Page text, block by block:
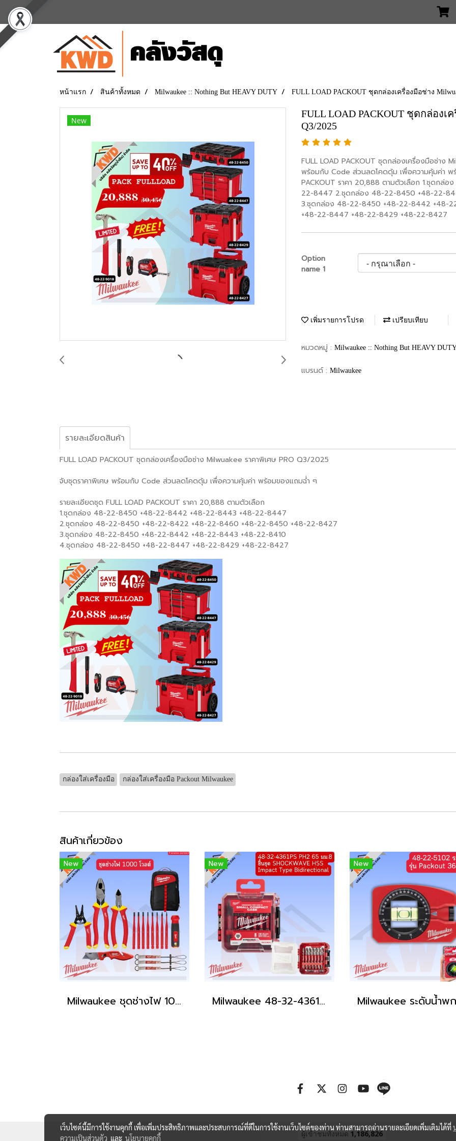
หน้าแรก สินค้าทั้งหมด Milwaukee :: Nothing But HEAVY DUTY FULL LOAD PACKOUT ชุดกล่องเครื่องมือช่าง
New
FULL LOAD PACKOUT ชุดกล่องเ
Q3/2025
FULL LOAD PACKOUT ชุดกล่องเครื่องมือช่าง
พร้อมกับ Code ส่วนลดโคดดุ้ม เพื่อความคุ้มค่า พ
PACKOUT ราคา 20,888 ตามตัวเลือก 1.ชุดก
22-8447 2.ชุดกล่อง 48-22-8450 +48-22-
3.ชุดกล่อง 48-22-8450 +48-22-8442 +48-
+48-22-8447 +48-22-8429 +48-22-8427
Option
name 1
เพิ่มรายการโปรด เปรียบเทียบ
หมวดหมู่ : Milwaukee :: Nothing But HEAVY
แบรนด์ : Milwaukee
รายละเอียดสินค้า
FULL LOAD PACKOUT ชุดกล่องเครื่องมือช่าง Milwuakee ราคาพิเศษ PRO Q3/2025
จับชุดราคาพิเศษ พร้อมกับ Code ส่วนลดโคดดุ้ม เพื่อความคุ้มค่า พร้อมของแถมฉ่ำ ๆ
รายละเอียดชุด FULL LOAD PACKOUT ราคา 20,888 ตามตัวเลือก
1.ชุดกล่อง 48-22-8450 +48-22-8442 +48-22-8443 +48-22-8447
2.ชุดกล่อง 48-22-8450 +48-22-8422 +48-22-8460 +48-22-8450 +48-22-8427
3.ชุดกล่อง 48-22-8450 +48-22-8442 +48-22-8443 +48-22-8410
4.ชุดกล่อง 48-22-8450 +48-22-8447 +48-22-8429 +48-22-8427
กล่องใส่เครื่องมือ กล่องใส่เครื่องมือ Packout Milwaukee
สินค้าเกี่ยวข้อง
New
Milwaukee ชุดช่างไฟ 1000 โวลต์ Q3/2569 (ของแท้แน่นอน)
New
Milwaukee 48-32-4361PS ดอกไขควง 65mm PH2 ชุด 8ชิ้นพร้อมกล่อง (สินค้ามีพร้อมจัดส่ง)
New
ผู้เข้าชมวันนี้ 309
เว็บไซต์นี้มีการใช้งานคุกกี้ เพื่อเพิ่มประสิทธิภาพและประสบการณ์ที่ดีในการใช้งานเว็บไซต์ของท่าน ท่านสามารถอ่านรายละเอียดเพิ่มเติมได้ที่
ความเป็นส่วนตัว และ นโยบายคุกกี้